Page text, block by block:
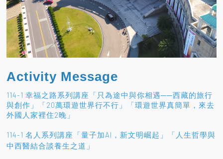
Activity Message
114-1 幸福之路系列講座「只為途中與你相遇──西藏的旅行
與創作」「20萬環遊世界行不行」「環遊世界真簡單，來去
外國人家裡住2晚」
114-1 名人系列講座「量子加AI，新文明崛起」「人生哲學與
中西醫結合談養生之道 」